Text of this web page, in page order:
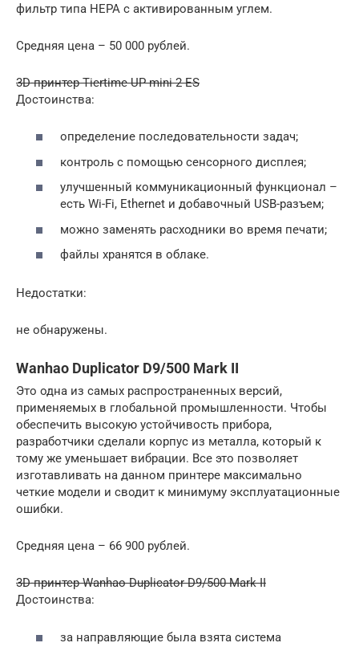
фильтр типа НЕРА с активированным углем.
Средняя цена – 50 000 рублей.
3D-принтер Tiertime UP mini 2 ES
Достоинства:
определение последовательности задач;
контроль с помощью сенсорного дисплея;
улучшенный коммуникационный функционал –
есть Wi-Fi, Ethernet и добавочный USB-разъем;
можно заменять расходники во время печати;
файлы хранятся в облаке.
Недостатки:
не обнаружены.
Wanhao Duplicator D9/500 Mark II
Это одна из самых распространенных версий,
применяемых в глобальной промышленности. Чтобы
обеспечить высокую устойчивость прибора,
разработчики сделали корпус из металла, который к
тому же уменьшает вибрации. Все это позволяет
изготавливать на данном принтере максимально
четкие модели и сводит к минимуму эксплуатационные
ошибки.
Средняя цена – 66 900 рублей.
3D-принтер Wanhao Duplicator D9/500 Mark II
Достоинства:
за направляющие была взята система